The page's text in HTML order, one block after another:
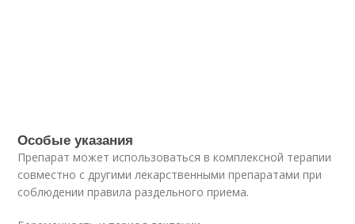
Особые указания
Препарат может использоваться в комплексной терапии
совместно с другими лекарственными препаратами при
соблюдении правила раздельного приема.